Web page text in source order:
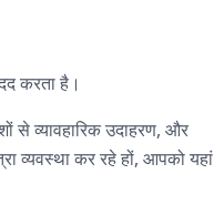
करता है।
से व्यावहारिक उदाहरण, और
व्यवस्था कर रहे हों, आपको यहां